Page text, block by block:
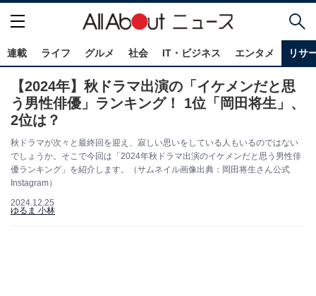
連載 ライフ グルメ 社会 IT・ビジネス エンタメ リサ
【2024年】秋ドラマ出演の「イケメンだと思
う男性俳優」ランキング！ 1位「岡田将生」、
2位は？
秋ドラマが次々と最終回を迎え、寂しい思いをしている人もいるのではない
でしょうか。そこで今回は「2024年秋ドラマ出演のイケメンだと思う男性俳
優ランキング」を紹介します。（サムネイル画像出典：岡田将生さん公式
Instagram）
2024.12.25
ゆるま 小林